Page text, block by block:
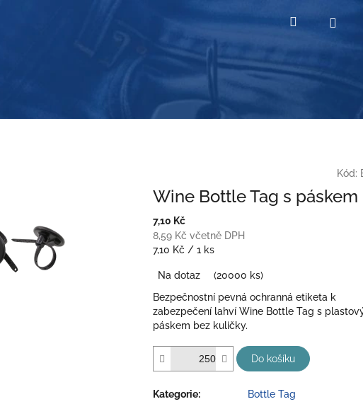
Hledat
Kód:
Wine Bottle Tag s páskem
7,10 Kč
8,59 Kč včetně DPH
Měrná
7,10 Kč / 1 ks
Na dotaz
(20000 ks)
Bezpečnostní pevná ochranná etiketa k
zabezpečení lahví Wine Bottle Tag s
páskem bez kuličky.
Do košíku
Kategorie:
Bottle Tag